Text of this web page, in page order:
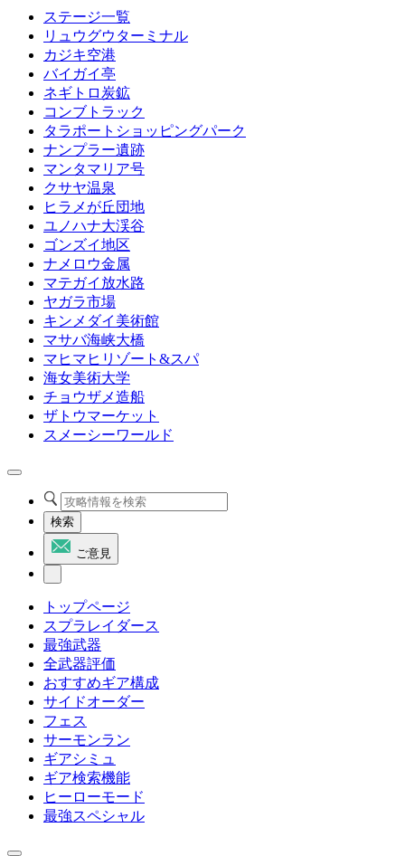
ステージ一覧
リュウグウターミナル
カジキ空港
バイガイ亭
ネギトロ炭鉱
コンブトラック
タラポートショッピングパーク
ナンプラー遺跡
マンタマリア号
クサヤ温泉
ヒラメが丘団地
ユノハナ大渓谷
ゴンズイ地区
ナメロウ金属
マテガイ放水路
ヤガラ市場
キンメダイ美術館
マサバ海峡大橋
マヒマヒリゾート&スパ
海女美術大学
チョウザメ造船
ザトウマーケット
スメーシーワールド
検索
ご意見
トップページ
スプラレイダース
最強武器
全武器評価
おすすめギア構成
サイドオーダー
フェス
サーモンラン
ギアシミュ
ギア検索機能
ヒーローモード
最強スペシャル